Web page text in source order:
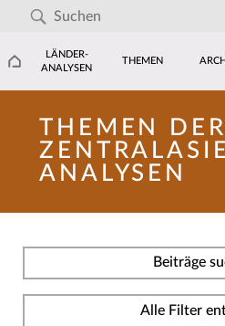
LÄNDER-
ANALYSEN
THEMEN
THEMEN DER
ANALYSEN
Beiträge
Alle Filter